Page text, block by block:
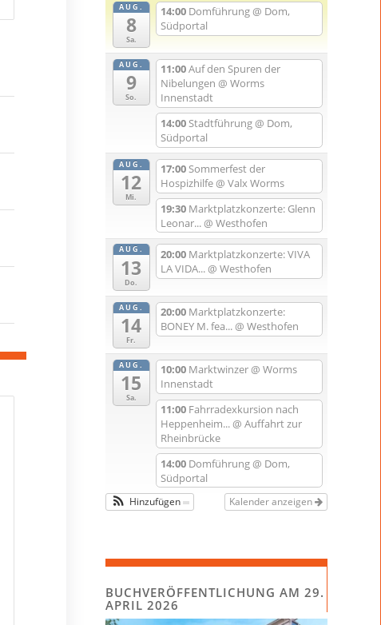
AUG.
8
Sa.
14:00 Domführung@ Dom,
Südportal
AUG.
9
So.
11:00Auf den Spuren der
Nibelungen @ Worms
Innenstadt
14:00 Stadtführung@ Dom,
Südportal
AUG.
12
Mi.
17:00 Sommerfest der
Hospizhilfe@ Valx Worms
19:30 Marktplatzkonzerte: Glenn
Leonar...@ Westhofen
AUG.
13
Do.
20:00 Marktplatzkonzerte: VIVA
LA VIDA...@ Westhofen
AUG.
14
Fr.
20:00 Marktplatzkonzerte:
BONEY M. fea...@ Westhofen
AUG.
15
Sa.
10:00 Marktwinzer@ Worms
Innenstadt
11:00 Fahrradexkursion nach
Heppenheim...@ Auffahrt zur
Rheinbrücke
14:00 Domführung@ Dom,
Südportal
Kalender anzeigen
Hinzufügen
BUCHVERÖFFENTLICHUNG AM 29.
APRIL 2026